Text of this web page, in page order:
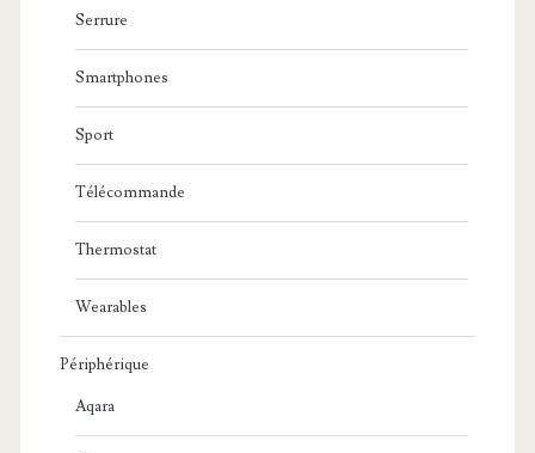
Serrure
Smartphones
Sport
Télécommande
Thermostat
Wearables
Périphérique
Aqara